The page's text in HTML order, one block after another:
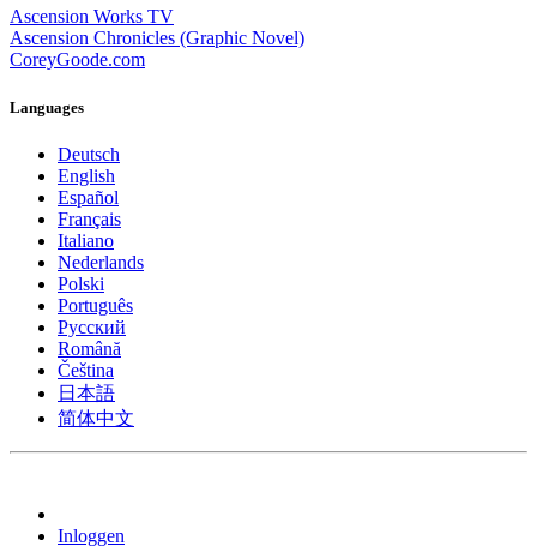
Ascension Works TV
Ascension Chronicles (Graphic Novel)
CoreyGoode.com
Languages
Deutsch
English
Español
Français
Italiano
Nederlands
Polski
Português
Pусский
Română
Čeština
日本語
简体中文
Inloggen